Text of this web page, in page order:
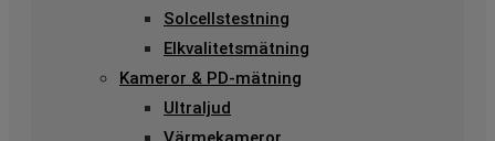
Solcellstestning
Elkvalitetsmätning
Kameror & PD-mätning
Ultraljud